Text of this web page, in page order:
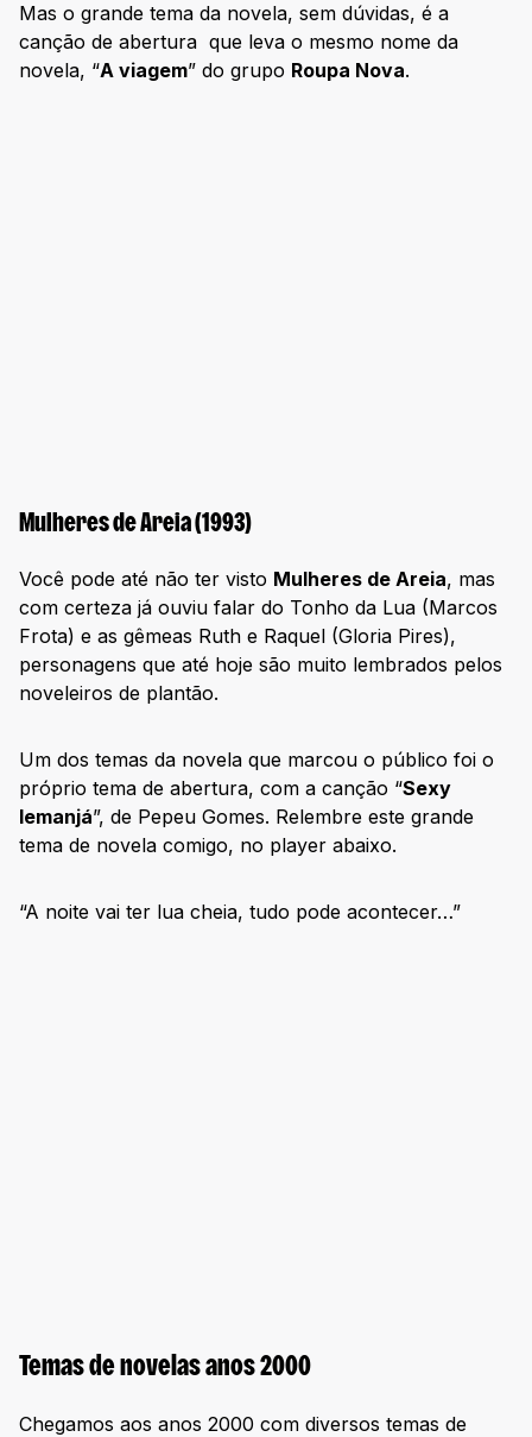
Mas o grande tema da novela, sem dúvidas, é a
canção de abertura que leva o mesmo nome da
novela, “A viagem” do grupo Roupa Nova.
Mulheres de Areia (1993)
Você pode até não ter visto Mulheres de Areia, mas
com certeza já ouviu falar do Tonho da Lua (Marcos
Frota) e as gêmeas Ruth e Raquel (Gloria Pires),
personagens que até hoje são muito lembrados pelos
noveleiros de plantão.
Um dos temas da novela que marcou o público foi o
próprio tema de abertura, com a canção “Sexy
Iemanjá”, de Pepeu Gomes. Relembre este grande
tema de novela comigo, no player abaixo.
“A noite vai ter lua cheia, tudo pode acontecer…”
Temas de novelas anos 2000
Chegamos aos anos 2000 com diversos temas de